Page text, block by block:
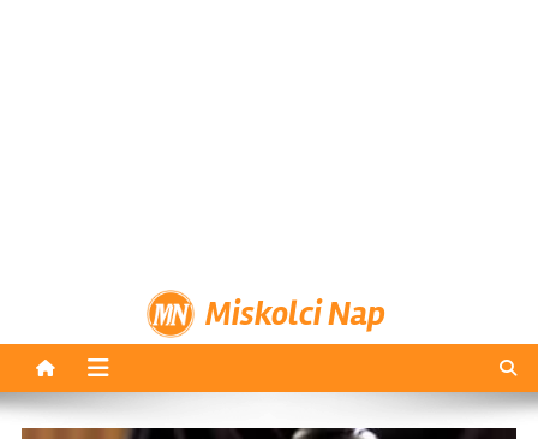
Miskolci Nap